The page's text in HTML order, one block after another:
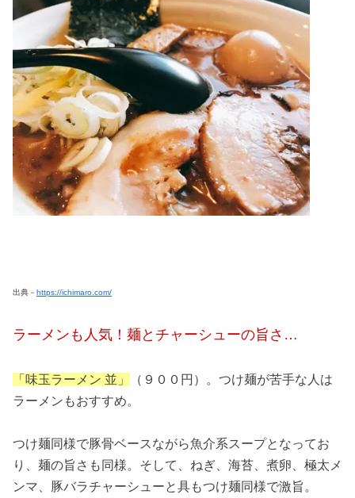
出典－ https://ichimaro.com/
ラーメンも人気！麺とチャーシューの旨さ…
「味玉ラーメン 並」
（９００円）。つけ麺が苦手な人は
ラーメンもおすすめ。
つけ麺同様で豚骨ベースながら魚介系スープとなってお
り、麺の旨さも同様。そして、ねぎ、海苔、煮卵、極太メ
ンマ、豚バラチャーシューと具もつけ麺同様で激旨。